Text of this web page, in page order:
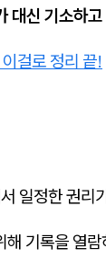
대신 기소하
걸로 정리 끝!
일정한 권리
기록을 열